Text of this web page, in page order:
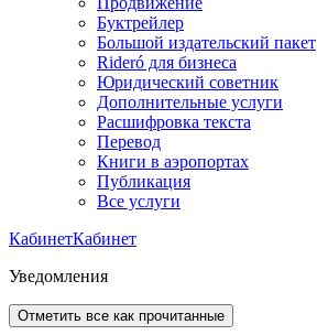
Буктрейлер
Большой издательский пакет
Rideró для бизнеса
Юридический советник
Дополнительные услуги
Расшифровка текста
Перевод
Книги в аэропортах
Публикация
Все услуги
КабинетКабинет
Уведомления
Отметить все как прочитанные